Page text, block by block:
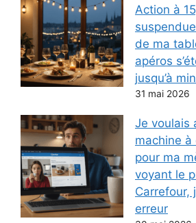
Action à
de ma
apéros
jusqu’à
31 mai 2026
Je voulais
machine à
pour ma
voyant le
Carrefour,
erreur